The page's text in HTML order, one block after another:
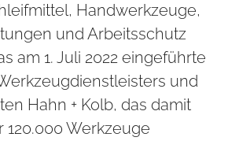
Handwerkzeuge,
und Arbeitsschutz
am 1. Juli 2022 eingeführte
und
Hahn + Kolb, das damit
120.000 Werkzeuge